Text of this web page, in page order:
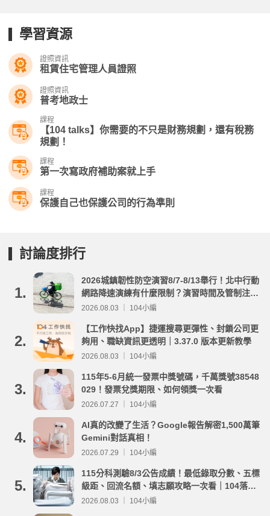
學習資源
證照資訊
租賃住宅管理人員證照
證照資訊
普考地政士
課程
【104 talks】你需要的不只是財務規劃，還有稅務
規劃！
課程
第一次寫政府補助案就上手
課程
保護自己也保護公司的行為準則
討論度排行
1.
2026城鎮韌性防空演習8/7-8/13舉行！北中行動
網路降速演練有什麼限制？演習時間及管制注意
事項整理
2026.08.03 ｜ 104小編
2.
【工作快找App】捷運搜尋更彈性、封鎖公司更
夠用、職缺資訊更透明｜3.37.0 版本更新教學
2026.08.03 ｜ 104小編
3.
115年5-6月統一發票中獎號碼，千萬獎號38548
029！發票兌獎期限、如何領獎一次看
2026.07.27 ｜ 104小編
4.
AI真的改變了生活？Google報告解密1,500萬筆
Gemini對話真相！
2026.07.29 ｜ 104小編
5.
115分科測驗8/3公告成績！最低錄取分數、五標
級距、回流名額、填志願攻略一次看｜104落點
分析
2026.08.03 ｜ 104小編